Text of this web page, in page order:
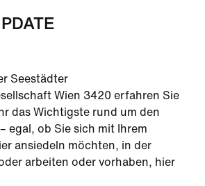
Seestädter
Wien 3420 erfahren Sie
das Wichtigste rund um den
egal, ob Sie sich mit Ihrem
ansiedeln möchten, in der
arbeiten oder vorhaben, hier